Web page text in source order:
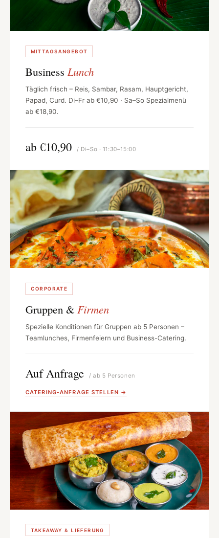
MITTAGSANGEBOT
Business Lunch
Täglich frisch – Reis, Sambar, Rasam, Hauptgericht,
Papad, Curd. Di–Fr ab €10,90 · Sa–So Spezialmenü
ab €18,90.
ab €10,90 / Di–So · 11:30–15:00
CORPORATE
Gruppen & Firmen
Spezielle Konditionen für Gruppen ab 5 Personen –
Teamlunches, Firmenfeiern und Business-Catering.
Auf Anfrage / ab 5 Personen
CATERING-ANFRAGE STELLEN →
TAKEAWAY & LIEFERUNG